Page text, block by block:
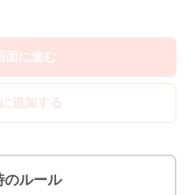
面に進む
追加する
のルール